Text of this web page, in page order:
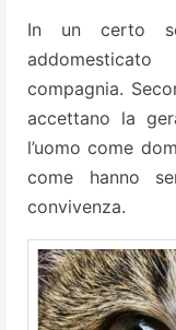
In un certo
compagnia.
accettano la
l’uomo come
come hanno
convivenza.